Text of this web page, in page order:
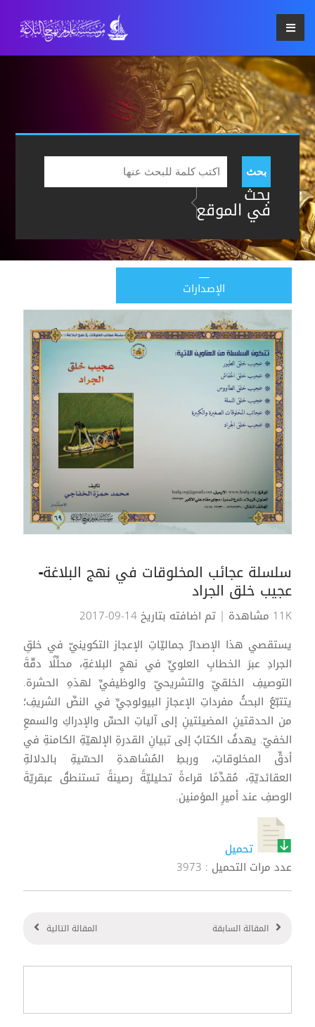
بحث
بحث
في الموقع
الإصدارات
سلسلة عجائب المخلوقات في نهج البلاغة-
عجيب خلق الجراد
11K مشاهدة
| تم اضافته بتاريخ 14-09-2017
يستقصي هذا الإصدارُ جماليّاتِ الإعجاز التكوينيّ في خلقِ
الجرادِ عبرَ الخطابِ العلويِّ في نهجِ البلاغةِ، محلِّلًا دقّةَ
التوصيفِ الخلقيّ والتشريحيّ والوظيفيِّ لهذهِ الحشرة.
يتتبّعُ البحثُ مفرداتِ الإعجازِ البيولوجيِّ في النصِّ الشريفِ؛
من الحدقتينِ المضيئتينِ إلى آلياتِ الحسِّ والإدراكِ والسمعِ
الخفيّ. يهدفُ الكتابُ إلى تبيانِ القدرةِ الإلهيّةِ الكامنةِ في
أدقِّ المخلوقاتِ، وربطِ المُشاهدةِ الحسّيةِ بالدلالةِ
العقائديّةِ، مُقدِّمًا قراءةً تحليليّةً رصينةً تستنطقُ عبقريّةَ
الوصفِ عند أميرِ المؤمنين.
تحميل
عدد مرات التحميل : 3973
المقالة السابقة المقالة التالية